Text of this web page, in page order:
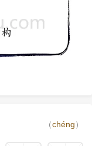
（chéng）